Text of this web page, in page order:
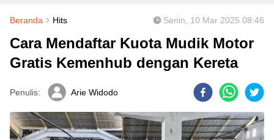
Beranda Hits Senin, 10 Mar 2025 08:46
Cara Mendaftar Kuota Mudik Motor
Gratis Kemenhub dengan Kereta
Penulis: Arie Widodo